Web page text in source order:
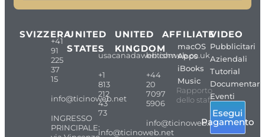
SVIZZERA
+41
91
225
37
15
info@ticinoweb.net
INGRESSO
PRINCIPALE:
UNITED
STATES
usacanadaweb.com
+1
813
212
43
73
info@ticinoweb.net
UNITED
KINGDOM
britishweb.co.uk
+44
20
7097
5906
info@ticinoweb.net
AFFILIATE
macOS
Apps
iBooks
Music
Rapporto
dello staff
VIDEO
Pubblicitari
Aziendali
Tutorial
Documentari
Eventi
Esegui
Pagamento